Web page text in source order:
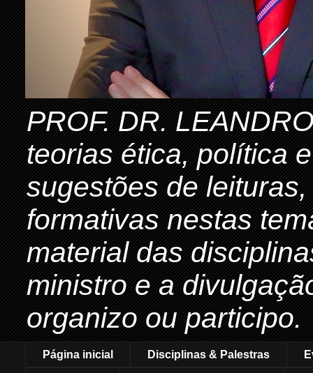
PROF. DR.
teorias ética, política
sugestões de
formativas nestas
material das
ministro e a
organizo ou participo.
Página inicial Disciplinas & Palestras